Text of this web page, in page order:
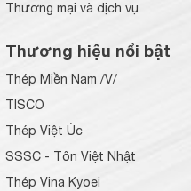
Thương mại và dịch vụ
Thương hiệu nổi bật
Thép Miền Nam /V/
TISCO
Thép Việt Úc
SSSC - Tôn Việt Nhật
Thép Vina Kyoei